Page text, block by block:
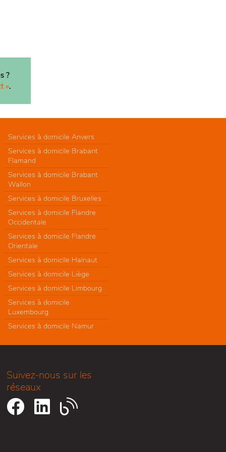
?
».
Services à domicile Anvers
Services à domicile Brabant
Flamand
Services à domicile Brabant
Wallon
Services à domicile Bruxelles
Services à domicile Flandre
Occidentale
Services à domicile Flandre
Orientale
Services à domicile Hainaut
Services à domicile Liège
Services à domicile Limbourg
Services à domicile
Luxembourg
Services à domicile Namur
Suivez-nous sur les
réseaux